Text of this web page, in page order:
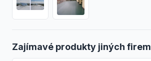
Zajímavé produkty jiných firem